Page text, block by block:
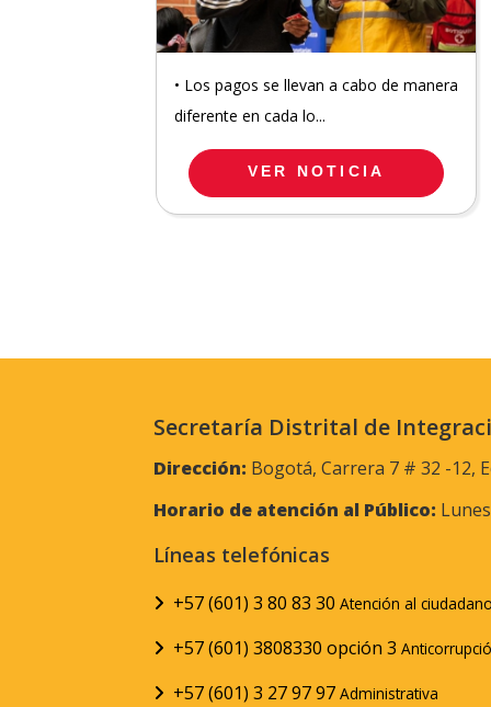
• Los pagos se llevan a cabo de manera
diferente en cada lo...
VER NOTICIA
Secretaría Distrital de
Dirección: Bogotá, Carrera 7 # 32 -12,
Horario de atención al Público:
Líneas telefónicas
+57 (601) 3 80 83 30 Atención al
+57 (601) 3808330 opción 3
+57 (601) 3 27 97 97 Administrativa